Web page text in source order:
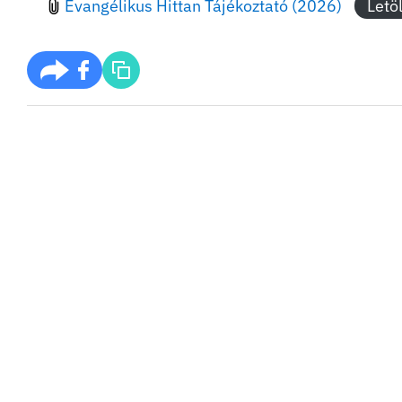
Evangélikus Hittan Tájékoztató (2026)